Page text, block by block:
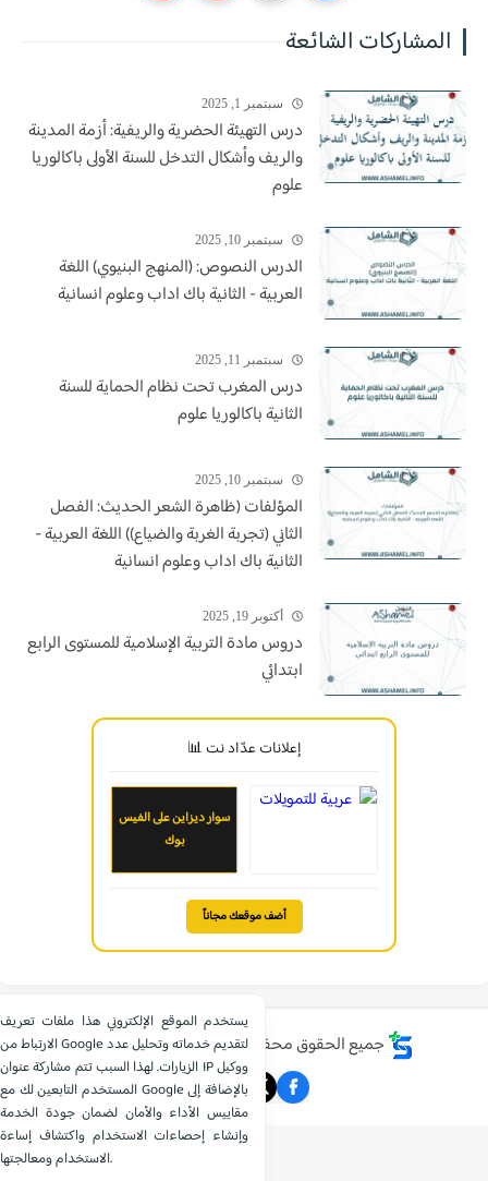
المشاركات الشائعة
سبتمبر 1, 2025
درس التهيئة الحضرية والريفية: أزمة المدينة
والريف وأشكال التدخل للسنة الأولى باكالوريا
علوم
سبتمبر 10, 2025
الدرس النصوص: (المنهج البنيوي) اللغة
العربية - الثانية باك اداب وعلوم انسانية
سبتمبر 11, 2025
درس المغرب تحت نظام الحماية للسنة
الثانية باكالوريا علوم
سبتمبر 10, 2025
المؤلفات (ظاهرة الشعر الحديث: الفصل
الثاني (تجربة الغربة والضياع)) اللغة العربية -
الثانية باك اداب وعلوم انسانية
أكتوبر 19, 2025
دروس مادة التربية الإسلامية للمستوى الرابع
ابتدائي
إعلانات عدّاد نت 📊
سوار ديزاين على الفيس
بوك
أضف موقعك مجاناً
جميع الحقوق محفوظة ©موقع الشامل التعليمي
يستخدم الموقع الإلكتروني هذا ملفات تعريف
الارتباط من Google لتقديم خدماته وتحليل عدد
الزيارات. لهذا السبب تتم مشاركة عنوان IP ووكيل
المستخدم التابعين لك مع Google بالإضافة إلى
مقاييس الأداء والأمان لضمان جودة الخدمة
وإنشاء إحصاءات الاستخدام واكتشاف إساءة